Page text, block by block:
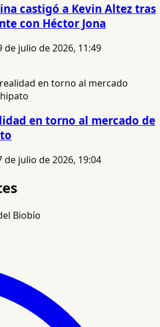
castigó a Kevin Altez tras
con Héctor Jona
de julio de 2026, 11:49
en torno al mercado de
de julio de 2026, 19:04
Biobío